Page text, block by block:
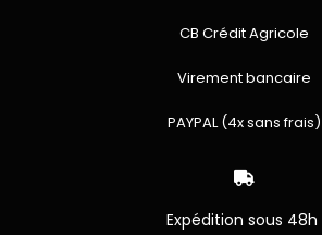
CB Crédit Agricole
Virement bancaire
PAYPAL (4x sans frais)

Expédition sous 48h